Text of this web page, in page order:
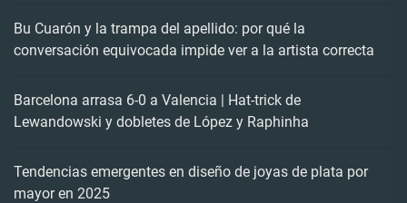
Bu Cuarón y la trampa del apellido: por qué la
conversación equivocada impide ver a la artista correcta
Barcelona arrasa 6-0 a Valencia | Hat-trick de
Lewandowski y dobletes de López y Raphinha
Tendencias emergentes en diseño de joyas de plata por
mayor en 2025